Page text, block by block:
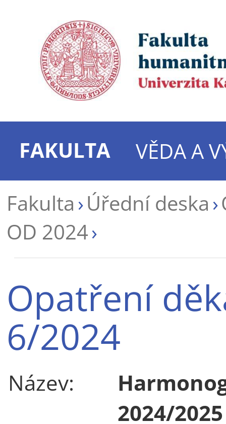
FAKULTA
VĚDA A
Fakulta Úřední deska
OD 2024
Opatření
6/2024
Název:
2024/2025